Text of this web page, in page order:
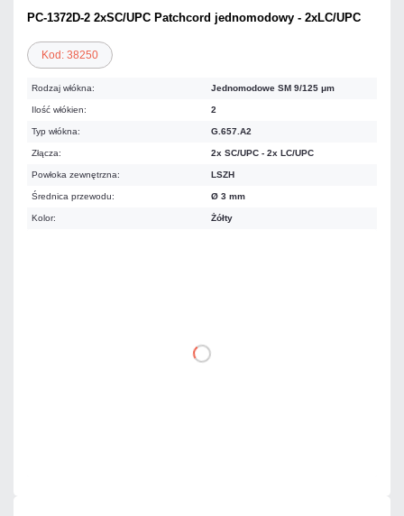
PC-1372D-2 2xSC/UPC Patchcord jednomodowy - 2xLC/UPC
Kod: 38250
Rodzaj włókna: Jednomodowe SM 9/125 μm
Ilość włókien: 2
Typ włókna: G.657.A2
Złącza: 2x SC/UPC - 2x LC/UPC
Powłoka zewnętrzna: LSZH
Średnica przewodu: Ø 3 mm
Kolor: Żółty
DO KOSZYKA